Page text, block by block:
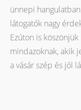
ünnepi
látogatók nagy
Ezúton is
mindazoknak, akik
a vásár szép és jól